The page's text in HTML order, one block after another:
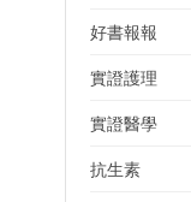
好書報報
實證護理
實證醫學
抗生素